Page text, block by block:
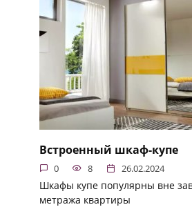
Встроенный шкаф-купе
0 8 26.02.2024
Шкафы купе популярны вне
метража квартиры